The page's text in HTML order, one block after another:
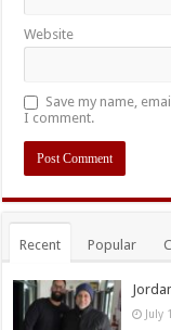
Website
Save my name,
I comment.
Recent Popular
July